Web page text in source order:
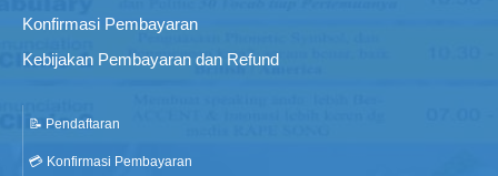
Konfirmasi Pembayaran
Kebijakan Pembayaran dan Refund
📝 Pendaftaran
💳 Konfirmasi Pembayaran